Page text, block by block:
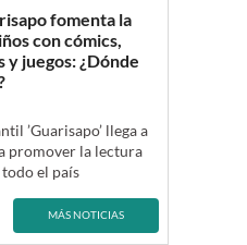
fomenta la
con cómics,
y juegos: ¿Dónde
’Guarisapo’ llega a
promover la lectura
el país
MÁS NOTICIAS